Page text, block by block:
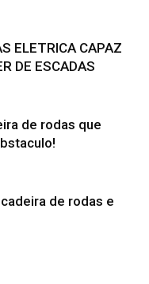
ELETRICA CAPAZ
DE ESCADAS
de rodas que
de rodas e